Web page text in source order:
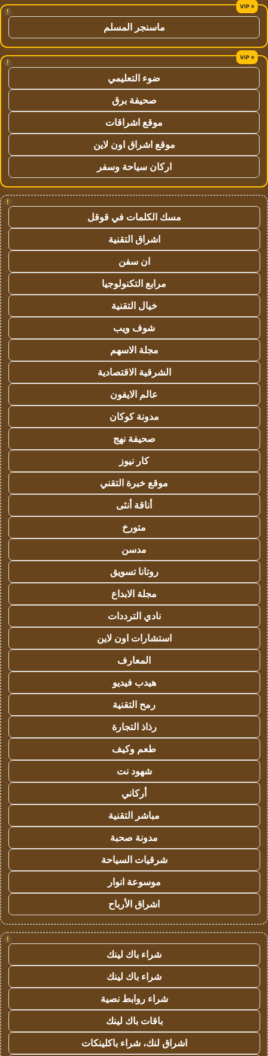
!
ماسنجر المسلم
!
ضوء التعليمي
صحيفة برق
موقع اشراقات
موقع اشراق اون لاين
اركان سياحة وسفر
!
مسك الكلمات في قوقل
اشراق التقنية
ان سفن
مرابع التكنولوجيا
خيال التقنية
شوف ويب
مجلة الاسهم
الشرقية الاقتصادية
عالم الايفون
مدونة كوكان
صحيفة نهج
كار نيوز
موقع خبرة التقني
أناقة أنثى
متورخ
مدسن
روتانا تسويق
مجلة الابداع
نادي الترددات
استشارات اون لاين
المعارف
هيدب فيديو
رمح التقنية
رذاذ التجارة
طعم وكيف
شهود نت
أركاني
مباشر التقنية
مدونة صحبة
شرقيات السياحة
موسوعة انوار
اشراق الأرباح
!
شراء باك لينك
شراء باك لينك
شراء روابط نصية
باقات باك لينك
اشراق لنك، شراء باكلينكات